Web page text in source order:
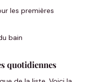
les premières
bain
quotidiennes